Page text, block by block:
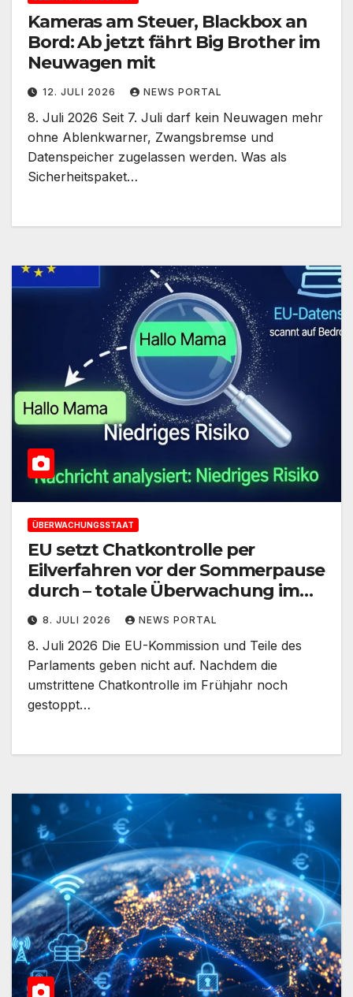
Kameras am Steuer, Blackbox an
Bord: Ab jetzt fährt Big Brother im
Neuwagen mit
12. JULI 2026 NEWS PORTAL
8. Juli 2026 Seit 7. Juli darf kein Neuwagen mehr
ohne Ablenkwarner, Zwangsbremse und
Datenspeicher zugelassen werden. Was als
Sicherheitspaket…
ÜBERWACHUNGSSTAAT
EU setzt Chatkontrolle per
Eilverfahren vor der Sommerpause
durch – totale Überwachung im
Anmarsch
8. JULI 2026 NEWS PORTAL
8. Juli 2026 Die EU-Kommission und Teile des
Parlaments geben nicht auf. Nachdem die
umstrittene Chatkontrolle im Frühjahr noch
gestoppt…